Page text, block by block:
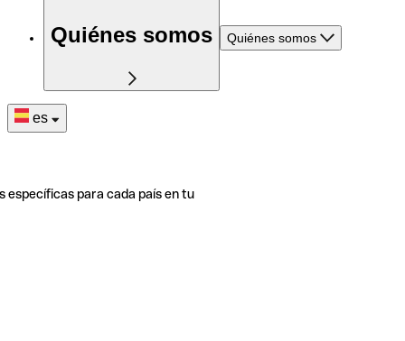
Quiénes somos Quiénes somos
es
específicas para cada país en tu